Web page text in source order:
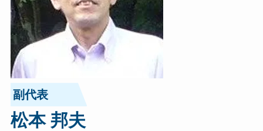
副代表
松本 邦夫